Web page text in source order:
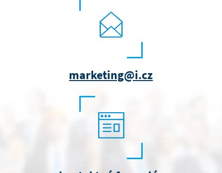
marketing@i.cz